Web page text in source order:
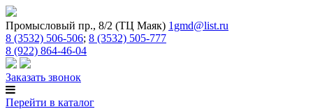
Промысловый пр., 8/2 (ТЦ Маяк) 1gmd@list.ru
8 (3532) 506-506; 8 (3532) 505-777
8 (922) 864-46-04
Заказать звонок
Перейти в каталог